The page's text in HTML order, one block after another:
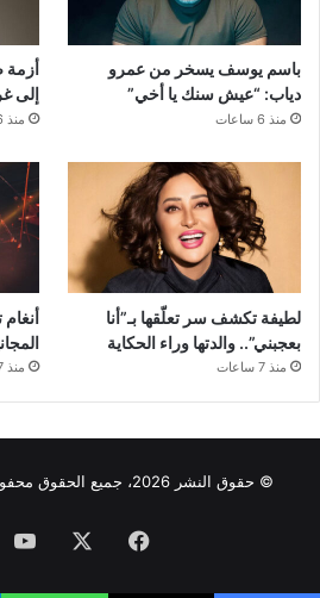
باسم يوسف يسخر من عمرو
دياب: “عيش سنك يا أخي”
منذ 6 ساعات
أزمة
إلى
منذ 6 ساعات
لطيفة تكشف سر تعلّقها بـ”أنا
بعجبني”.. والدتها وراء الحكاية
منذ 7 ساعات منذ 7 ساعات
© حقوق النشر 2026، جميع الحقوق محفوظة |
فيسبوك